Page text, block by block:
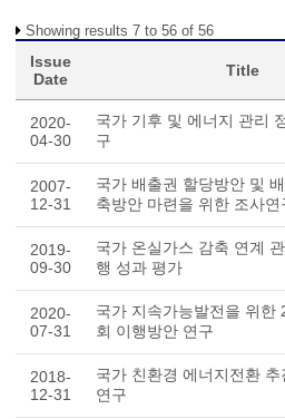
Showing results 7 to 56 of 56
Issue
Date
Title
2020-
04-30
국가 기후 및 에너지 관리
구
2007-
12-31
국가 배출권 할당방안 및
축방안 마련을 위한 조사연
2019-
09-30
국가 온실가스 감축 연계
행 성과 평가
2020-
07-31
국가 지속가능발전을 위한
회 이행방안 연구
2018-
12-31
국가 친환경 에너지전환
연구